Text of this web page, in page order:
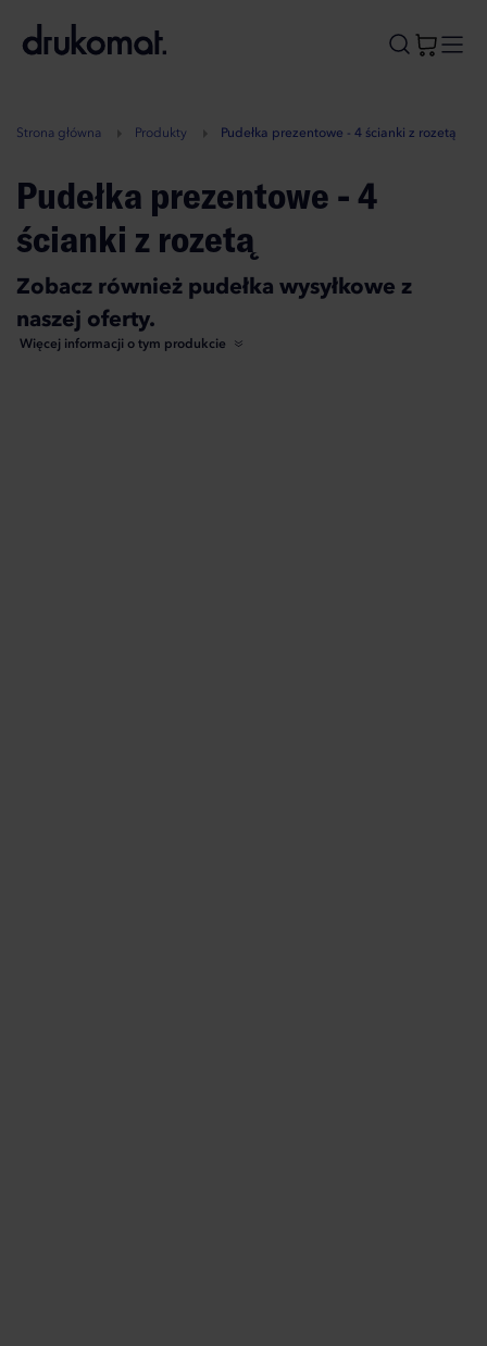
A
Strona główna Produkty Pudełka prezentowe - 4 ścianki z rozetą
Pudełka prezentowe - 4
ścianki z rozetą
Zobacz również pudełka wysyłkowe z
naszej oferty.
Więcej informacji o tym produkcie